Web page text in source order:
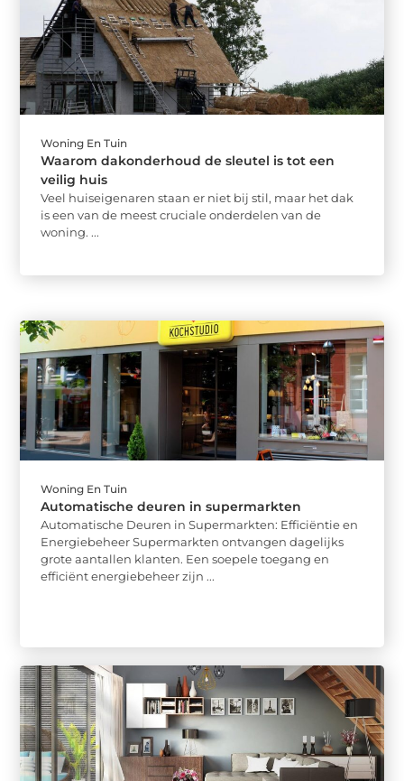
Woning En Tuin
Waarom dakonderhoud de sleutel is tot een
veilig huis
Veel huiseigenaren staan er niet bij stil, maar het dak
is een van de meest cruciale onderdelen van de
woning. ...
Woning En Tuin
Automatische deuren in supermarkten
Automatische Deuren in Supermarkten: Efficiëntie en
Energiebeheer Supermarkten ontvangen dagelijks
grote aantallen klanten. Een soepele toegang en
efficiënt energiebeheer zijn ...